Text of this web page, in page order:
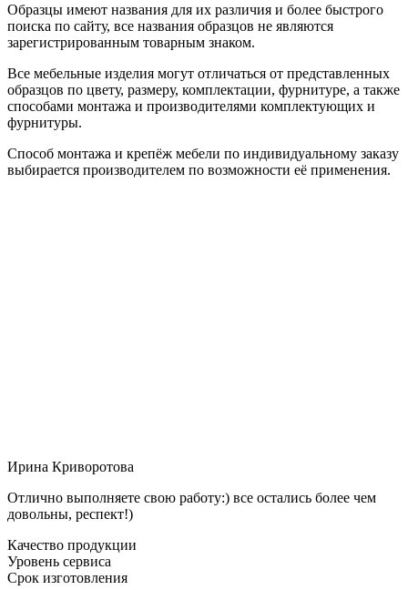
Образцы имеют названия для их различия и более быстрого
поиска по сайту, все названия образцов не являются
зарегистрированным товарным знаком.
Все мебельные изделия могут отличаться от представленных
образцов по цвету, размеру, комплектации, фурнитуре, а также
способами монтажа и производителями комплектующих и
фурнитуры.
Способ монтажа и крепёж мебели по индивидуальному заказу
выбирается производителем по возможности её применения.
Ирина Криворотова
Отлично выполняете свою работу:) все остались более чем
довольны, респект!)
Качество продукции
Уровень сервиса
Срок изготовления